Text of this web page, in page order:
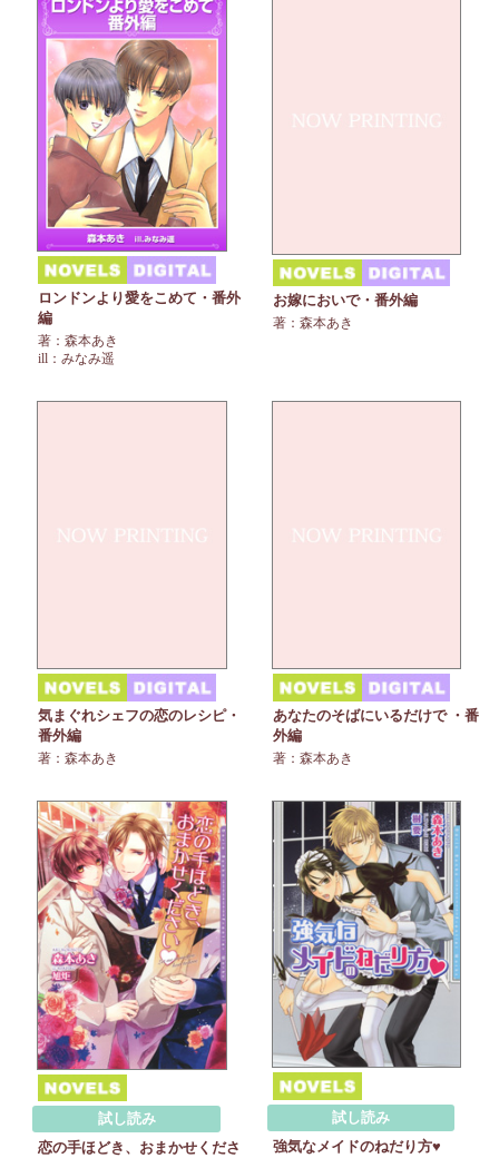
ロンドンより愛をこめて・番外
編
著：森本あき
ill：みなみ遥
お嫁においで・番外編
著：森本あき
気まぐれシェフの恋のレシピ・
番外編
著：森本あき
あなたのそばにいるだけで ・番
外編
著：森本あき
試し読み
恋の手ほどき、おまかせくださ
試し読み
強気なメイドのねだり方♥